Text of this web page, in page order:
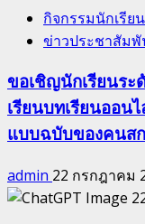
กิจกรรมนักเรียน
ข่าวประชาสัม
ขอเชิญนักเรียนร
เรียนบทเรียนออน
แบบฉบับของคนส
admin 22 กรกฎาคม